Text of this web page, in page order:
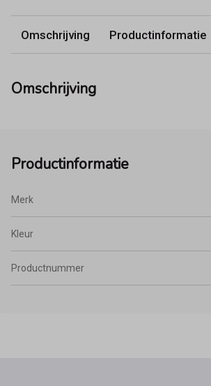
Omschrijving Productinformatie
Omschrijving
Productinformatie
Merk
Kleur
Productnummer